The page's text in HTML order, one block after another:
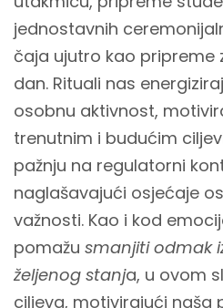
jednostavnih
čaja ujutro kao pripreme
dan. Rituali nas
osobnu aktivnost,
trenutnim i budućim
pažnju na regulatorni
naglašavajući osjećaje
važnosti. Kao i kod
pomažu smanjiti odmak
željenog stanja, u ovom
ciljeva, motivirajući naša